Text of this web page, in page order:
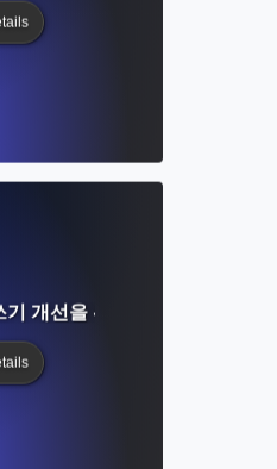
개선을 위한 피드백 활용 방법